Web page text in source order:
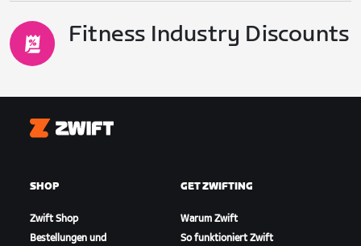
Fitness Industry Discounts
Zwift
SHOP
Zwift Shop
Bestellungen und
GET ZWIFTING
Warum Zwift
So funktioniert Zwift